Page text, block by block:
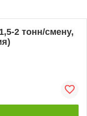
2 тонн/смену,